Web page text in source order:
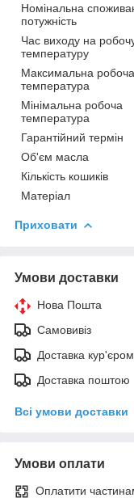
Номінальна
потужність
Час виходу на
температуру
Максимальна робоча
температура
Мінімальна робоча
температура
Гарантійний термін
Об'єм масла
Кількість кошиків
Матеріал
Приховати
Умови доставки
Нова Пошта
Самовивіз
Доставка кур'єром
Доставка поштою
Всі умови доставки
Умови оплати
Оплатити